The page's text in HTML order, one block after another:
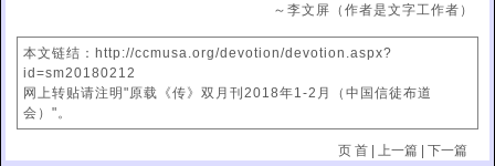
～李文屏（作者是文字工作者）
本文链结：http://ccmusa.org/devotion/devotion.aspx?
id=sm20180212
网上转贴请注明"原载《传》双月刊2018年1-2月（中国信徒布道
会）"。
页 首| 上一篇| 下一篇